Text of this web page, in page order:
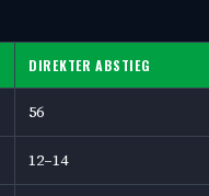
DIREKTER ABSTIEG
56
12–14